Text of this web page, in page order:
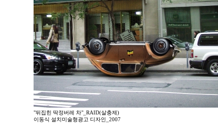
"뒤집힌 딱정버레 차"_RAID(살충제)
이동식 설치미술형광고 디자인_2007